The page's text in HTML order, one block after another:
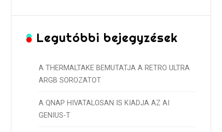
Legutóbbi bejegyzések
A THERMALTAKE BEMUTATJA A RETRO ULTRA
ARGB SOROZATOT
A QNAP HIVATALOSAN IS KIADJA AZ AI
GENIUS-T